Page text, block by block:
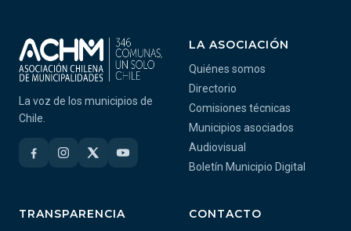
La voz de los municipios de
Chile.
LA ASOCIACIÓN
Quiénes somos
Directorio
Comisiones técnicas
Municipios asociados
Audiovisual
Boletín Municipio Digital
TRANSPARENCIA CONTACTO